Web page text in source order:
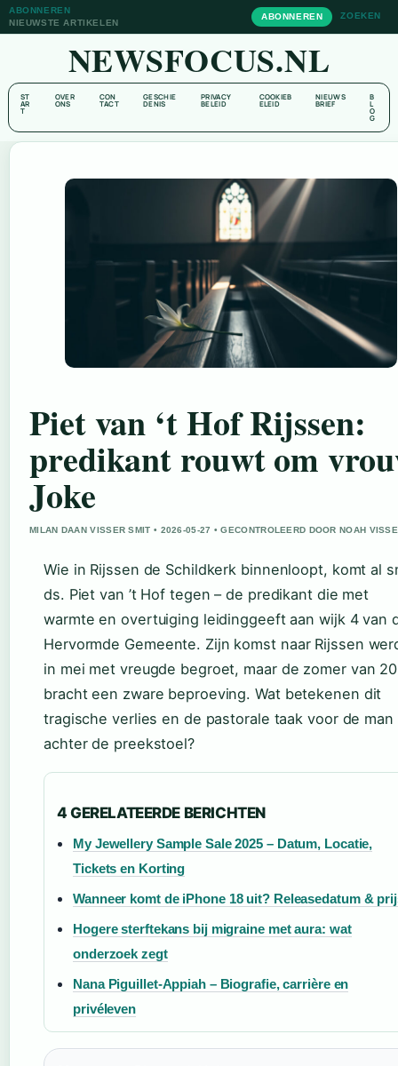
ABONNEREN
NIEUWSTE ARTIKELEN
ABONNEREN ZOEKEN
NEWSFOCUS.NL
ST
AR
T
OVER
ONS
CON
TACT
GESCHIE
DENIS
PRIVACY
BELEID
COOKIEB
ELEID
NIEUWS
BRIEF
B
L
O
G
Piet van ‘t Hof Rijssen:
predikant rouwt om
Joke
MILAN DAAN VISSER SMIT • 2026-05-27 • GECONTROLEERD DOOR NOAH
Wie in Rijssen de Schildkerk binnenloopt, komt al
ds. Piet van ’t Hof tegen – de predikant die met
warmte en overtuiging leidinggeeft aan wijk 4 van
Hervormde Gemeente. Zijn komst naar Rijssen
in mei met vreugde begroet, maar de zomer van
bracht een zware beproeving. Wat betekenen dit
tragische verlies en de pastorale taak voor de man
achter de preekstoel?
4 GERELATEERDE BERICHTEN
My Jewellery Sample Sale 2025 – Datum, Locatie,
Tickets en Korting
Wanneer komt de iPhone 18 uit? Releasedatum &
Hogere sterftekans bij migraine met aura: wat
onderzoek zegt
Nana Piguillet-Appiah – Biografie, carrière en
privéleven